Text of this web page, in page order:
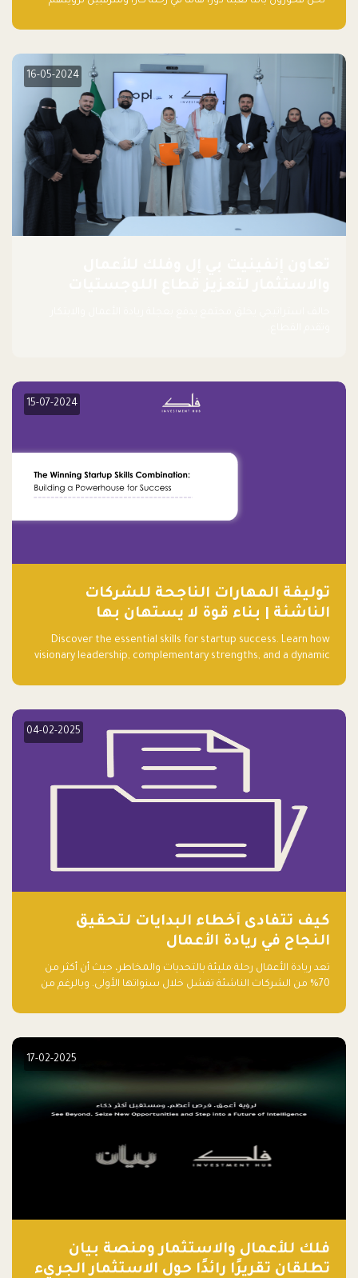
جيدًا لكوكبنا فحسب، بل إنه جيد أيضًا للأعمال”.
16-05-2024
15-07-2024
توليفة المهارات الناجحة للشركات
الناشئة | بناء قوة لا يستهان بها
Discover the essential skills for startup success. Learn how
visionary leadership, complementary strengths, and a dynamic
elevate your startup! Follow us @FalakHub
04-02-2025
كيف تتفادى أخطاء البدايات لتحقيق
النجاح في ريادة الأعمال
تعد ريادة الأعمال رحلة مليئة بالتحديات والمخاطر، حيث أن أكثر من
70% من الشركات الناشئة تفشل خلال سنواتها الأولى. وبالرغم من
الكثيرون في بداية رحلتهم، وهي التي قد تعرقل نجاحهم. في هذا
17-02-2025
فلك للأعمال والاستثمار ومنصة بيان
تطلقان تقريرًا رائدًا حول الاستثمار الجريء